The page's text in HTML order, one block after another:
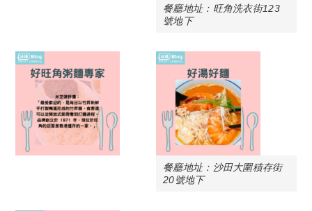
餐廳地址：旺角洗衣街123
號地下
餐廳地址：沙田大圍積存街
20號地下